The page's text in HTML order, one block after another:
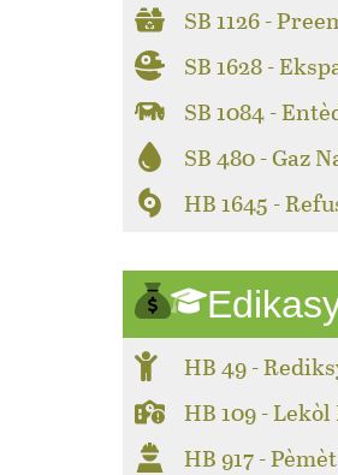
SB 1126 -
SB 1628 -
SB 1084 -
SB 480 - Gaz
HB 1645 -
HB 49 -
HB 109 -
HB 917 -